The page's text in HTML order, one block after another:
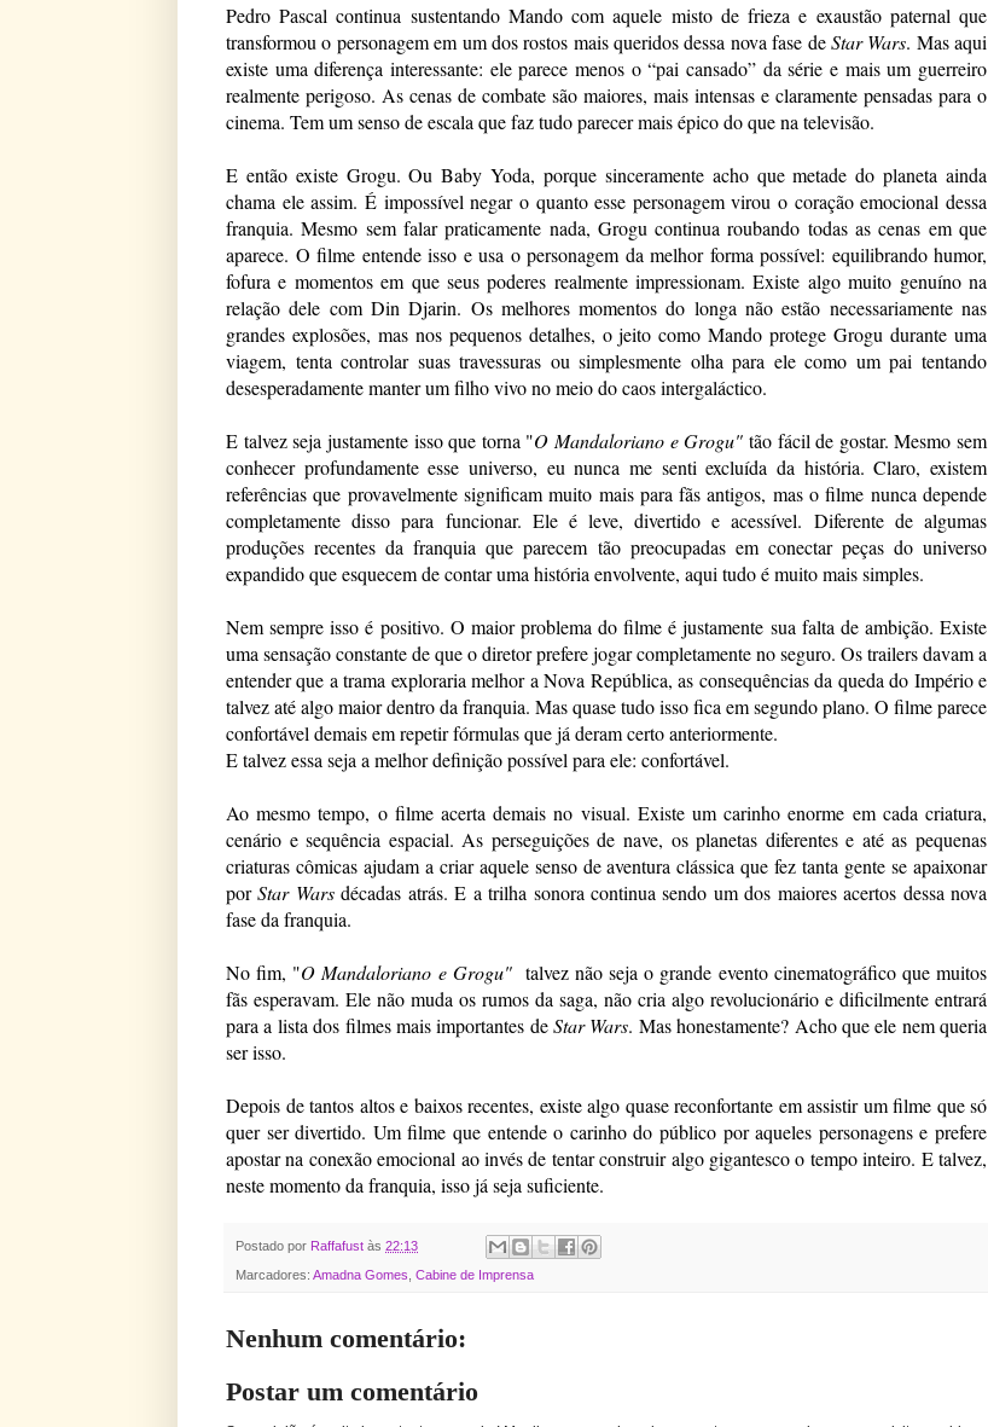
Pedro Pascal continua sustentando Mando com aquele misto de frieza e exaustão paternal que
transformou o personagem em um dos rostos mais queridos dessa nova fase de Star Wars. Mas aqui
existe uma diferença interessante: ele parece menos o “pai cansado” da série e mais um guerreiro
realmente perigoso. As cenas de combate são maiores, mais intensas e claramente pensadas para o
cinema. Tem um senso de escala que faz tudo parecer mais épico do que na televisão.
E então existe Grogu. Ou Baby Yoda, porque sinceramente acho que metade do planeta ainda
chama ele assim. É impossível negar o quanto esse personagem virou o coração emocional dessa
franquia. Mesmo sem falar praticamente nada, Grogu continua roubando todas as cenas em que
aparece. O filme entende isso e usa o personagem da melhor forma possível: equilibrando humor,
fofura e momentos em que seus poderes realmente impressionam. Existe algo muito genuíno na
relação dele com Din Djarin. Os melhores momentos do longa não estão necessariamente nas
grandes explosões, mas nos pequenos detalhes, o jeito como Mando protege Grogu durante uma
viagem, tenta controlar suas travessuras ou simplesmente olha para ele como um pai tentando
desesperadamente manter um filho vivo no meio do caos intergaláctico.
E talvez seja justamente isso que torna "O Mandaloriano e Grogu" tão fácil de gostar. Mesmo sem
conhecer profundamente esse universo, eu nunca me senti excluída da história. Claro, existem
referências que provavelmente significam muito mais para fãs antigos, mas o filme nunca depende
completamente disso para funcionar. Ele é leve, divertido e acessível. Diferente de algumas
produções recentes da franquia que parecem tão preocupadas em conectar peças do universo
expandido que esquecem de contar uma história envolvente, aqui tudo é muito mais simples.
Nem sempre isso é positivo. O maior problema do filme é justamente sua falta de ambição. Existe
uma sensação constante de que o diretor prefere jogar completamente no seguro. Os trailers davam a
entender que a trama exploraria melhor a Nova República, as consequências da queda do Império e
talvez até algo maior dentro da franquia. Mas quase tudo isso fica em segundo plano. O filme parece
confortável demais em repetir fórmulas que já deram certo anteriormente.
E talvez essa seja a melhor definição possível para ele: confortável.
Ao mesmo tempo, o filme acerta demais no visual. Existe um carinho enorme em cada criatura,
cenário e sequência espacial. As perseguições de nave, os planetas diferentes e até as pequenas
criaturas cômicas ajudam a criar aquele senso de aventura clássica que fez tanta gente se apaixonar
por Star Wars décadas atrás. E a trilha sonora continua sendo um dos maiores acertos dessa nova
fase da franquia.
No fim, "O Mandaloriano e Grogu" talvez não seja o grande evento cinematográfico que muitos
fãs esperavam. Ele não muda os rumos da saga, não cria algo revolucionário e dificilmente entrará
para a lista dos filmes mais importantes de Star Wars. Mas honestamente? Acho que ele nem queria
ser isso.
Depois de tantos altos e baixos recentes, existe algo quase reconfortante em assistir um filme que só
quer ser divertido. Um filme que entende o carinho do público por aqueles personagens e prefere
apostar na conexão emocional ao invés de tentar construir algo gigantesco o tempo inteiro. E talvez,
neste momento da franquia, isso já seja suficiente.
Postado por Raffafust às 22:13
Marcadores: Amadna Gomes Cabine de Imprensa
Nenhum comentário:
Postar um comentário